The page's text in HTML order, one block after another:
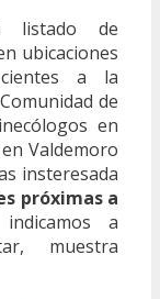
listado de
ubicaciones
a la
de
en
Valdemoro
insteresada
próximas a
a
muestra